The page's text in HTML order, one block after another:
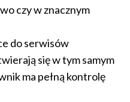
czy w znacznym
do serwisów
się w tym samym
ma pełną kontrolę